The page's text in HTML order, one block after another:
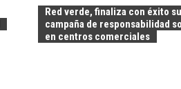
Red verde, finaliza con éxito su
campaña de responsabilidad
en centros comerciales